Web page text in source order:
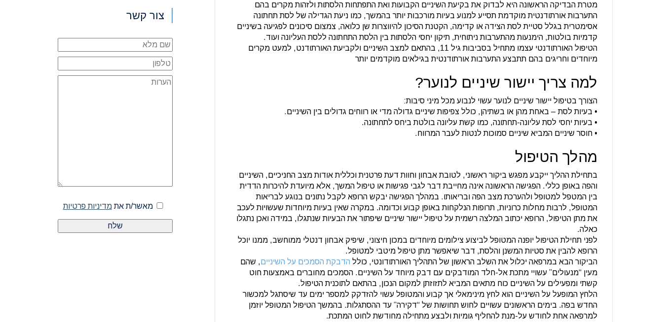
מטרת הבדיקה הראשונה היא לבדוק את בקיעת השיניים הקבועות ואת התפתחות הלסתות ולזהות מקרים בהם
התערבות אורתודנטית מוקדמת תסייע למנוע בעיות מורכבות יותר בהמשך, כמו ניעת הגדילה של לסת תחתונה
אסימטרית בגלל סטיית לסת הצידה או קדימה, הקטנת הסיכון להיווצרות שן כלואה, צמצום סיכונים לפגיעה בשיניים
קדמיות בולטות, הימנעות מהתערבות ניתוחית, תיקון יחסי הלסתות בין הלסת התחתונה ללסת העליונה ועוד.
הטיפול האורתודנטי עצמו מתחיל בסביבות גיל 11, בהתאם למצב השיניים ולקביעת האורתודנט, למעט מקרים
מיוחדים וחריגים בהם תתבצע התערבות אורתודנטית בגילאים מוקדמים יותר
למה צריך יישור שיניים לנוער?
הצורך בטיפול יישור שיניים לנוער עשוי לנבוע מכל מיני סיבות:
• בעיות לסת – באחת מהן או בשתיהן, כולל צפיפות שיניים גדולה מדי או רווחים גדולים בין השיניים.
• בעיות יחסי לסת עליונה-תחתונה, כמו קשת עליונה בולטת ביחס לתחתונה.
• חוסר שיניים המביא שיניים סמוכות לנטות לעבר המרווח.
מהלך הטיפול
בתחילת ההליך ייקבע מפגש ביקור ראשוני, לטובת אבחון וחוות דעת פרטנית וכללית אודות מצב החניכיים, השיניים
והפה באופן כללי. הפגישה הראשונה אינה מחייבת דבר לגבי פגישות או טיפול המשך, אלא מיועדת להיכרות הדדית
בין המטפל למטופל ולהערכת מצב הפה ובריאותו. במהלך הפגישה יבקש הרופא לקבל נתונים בנוגע לבריאות
המטופל, לרבות מחלות כרוניות, תרופות הנלקחות באופן קבוע וכדומה. במקרה שאין בעיות מיוחדות שעשויות לעכב
את מתן הטיפול, הרופא יכתוב המלצה רשמית על טיפול יישור שיניים שיפתור את הבעיות שנתגלו, במידה ואכן נתגלו
כאלה.
לפני תחילת הטיפול יופנה המטופל לביצוע צילומים מיוחדים במכון חיצוני, שיפיק אבחון דנטלי ממוחשב, ממנו יוכל
הרופא להבין את סטיות המשנן והלסת, דבר שיאפשר מתן טיפול מיטבי למטופל.
הביקור הבא במרפאה יכלול את השלב הראשון של התהליך האורתודונטי, כולל הדבקת הסמכים על השיניים, שהם
מעין “מנעולים” עשויי מתכת אל-חלד המודבקים עם דבק מיוחד על השיניים. הסמכים מחוברים באמצעות חוט
קשתי ומפעילים על השיניים כוח מתאים המביא לתזוזתן למקום הנכון, בהתאם לתוכנית הטיפול.
הלחץ המופעל על השיניים הוא לחץ מינימאלי אך קבוע והמטופל עשוי להזדקק למספר ימים עד שיסתגל למכשור
החדש בפה. בימים הראשונים עשויים לחוש תחושות של “דקירה” עד ההסתגלות. בהמשך הטיפול המטופל יוזמן
למרפאה אחת לחודש על-מנת להחליף גומיות ולבצע מתחילה מחודשת לחוט המתכת.
צור קשר
מאשר/ת אתמדיניות פרטיות